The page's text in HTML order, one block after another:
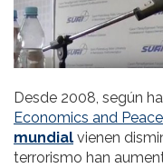
Desde 2008, según
Economics and Peace
mundial vienen
terrorismo han